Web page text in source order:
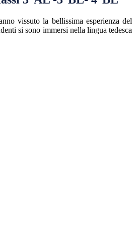
vissuto la bellissima esperienza del
si sono immersi nella lingua tedesca